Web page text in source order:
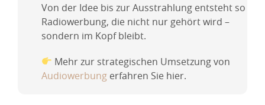
Von der Idee bis zur Ausstrahlung entsteht so
Radiowerbung, die nicht nur gehört wird –
sondern im Kopf bleibt.
Mehr zur strategischen Umsetzung von
Audiowerbungerfahren Sie hier.